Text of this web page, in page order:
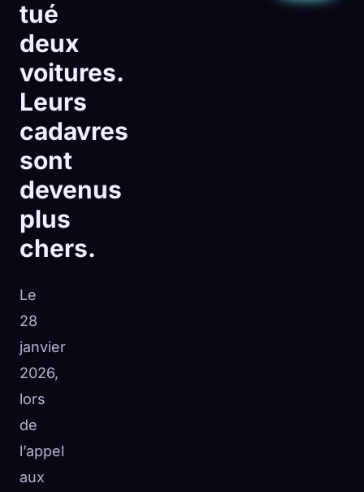
tué
deux
voitures.
Leurs
cadavres
sont
devenus
plus
chers.
Le
28
janvier
2026,
lors
de
l’appel
aux